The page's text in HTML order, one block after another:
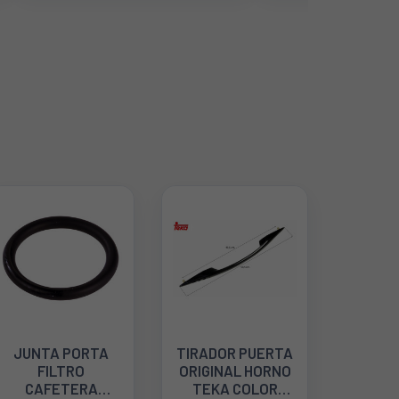
JUNTA PORTA
FILTRO
CAFETERA
TIRADOR PUERTA
ORIGINAL HORNO
TEKA COLOR